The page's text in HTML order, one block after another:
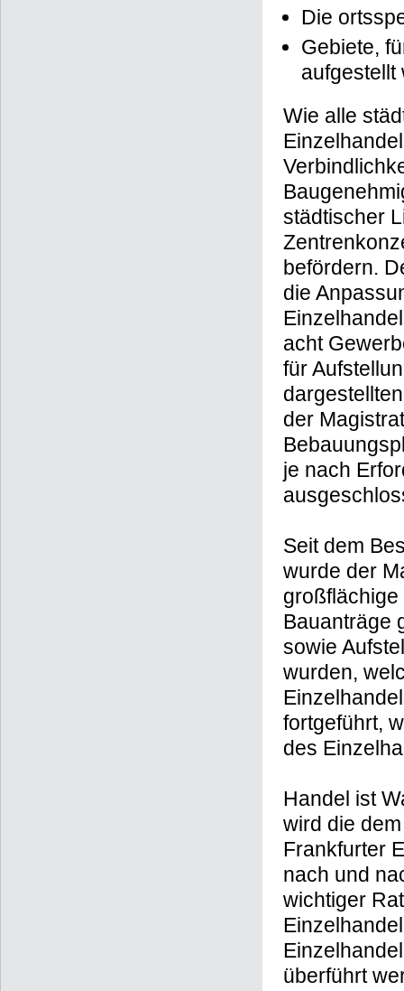
Die
Gebiete,
aufgestellt
Wie alle
städtischer
befördern.
die
acht
für
der
je nach
Seit dem
wurde der
Bauanträge
sowie
wurden,
fortgeführt,
des
Handel ist
wird die
Frankfurter
nach und
wichtiger
überführt